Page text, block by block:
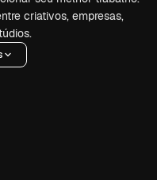
criativos, empresas,